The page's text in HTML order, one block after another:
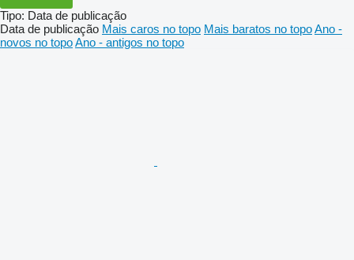
Tipo: Data de publicação
Data de publicação Mais caros no topo Mais baratos no topoAno -
novos no topoAno - antigos no topo